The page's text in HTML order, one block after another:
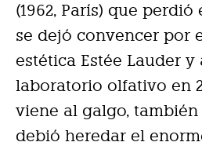
(1962, París) que
se dejó convencer por
estética Estée Lauder
laboratorio olfativo en
viene al galgo,
debió heredar el